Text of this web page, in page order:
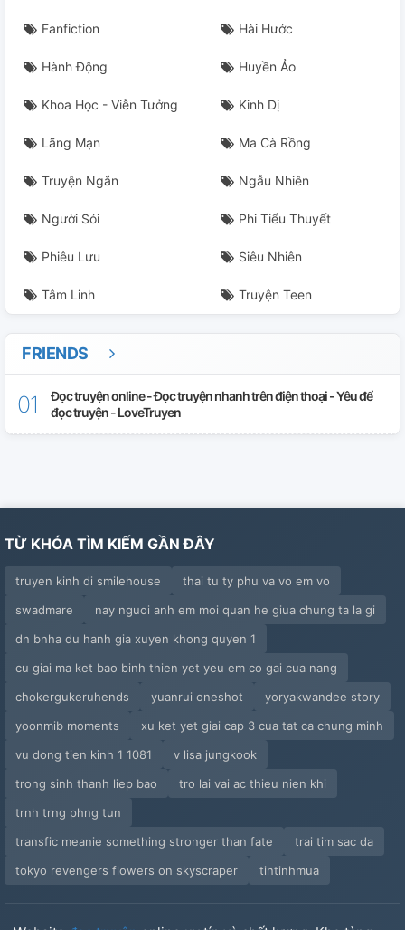
Fanfiction Hài Hước
Hành Động Huyền Ảo
Khoa Học - Viễn Tưởng Kinh Dị
Lãng Mạn Ma Cà Rồng
Truyện Ngắn Ngẫu Nhiên
Người Sói Phi Tiểu Thuyết
Phiêu Lưu Siêu Nhiên
Tâm Linh Truyện Teen
FRIENDS
Đọc truyện online - Đọc truyện nhanh trên điện thoại - Yêu để
đọc truyện - LoveTruyen
TỪ KHÓA TÌM KIẾM GẦN ĐÂY
truyen kinh di smilehouse
thai tu ty phu va vo em vo
swadmare
nay nguoi anh em moi quan he giua chung ta la gi
dn bnha du hanh gia xuyen khong quyen 1
cu giai ma ket bao binh thien yet yeu em co gai cua nang
chokergukeruhends
yuanrui oneshot
yoryakwandee story
yoonmib moments
xu ket yet giai cap 3 cua tat ca chung minh
vu dong tien kinh 1 1081
v lisa jungkook
trong sinh thanh liep bao
tro lai vai ac thieu nien khi
trnh trng phng tun
transfic meanie something stronger than fate
trai tim sac da
tokyo revengers flowers on skyscraper
tintinhmua